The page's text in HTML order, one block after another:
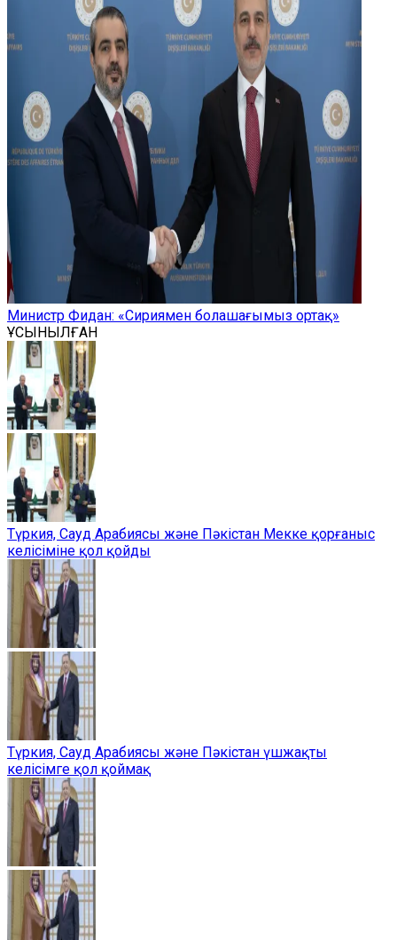
Министр Фидан: «Сириямен болашағымыз ортақ»
ҰСЫНЫЛҒАН
Түркия, Сауд Арабиясы және Пәкістан Мекке қорғаныс
келісіміне қол қойды
Түркия, Сауд Арабиясы және Пәкістан үшжақты
келісімге қол қоймақ